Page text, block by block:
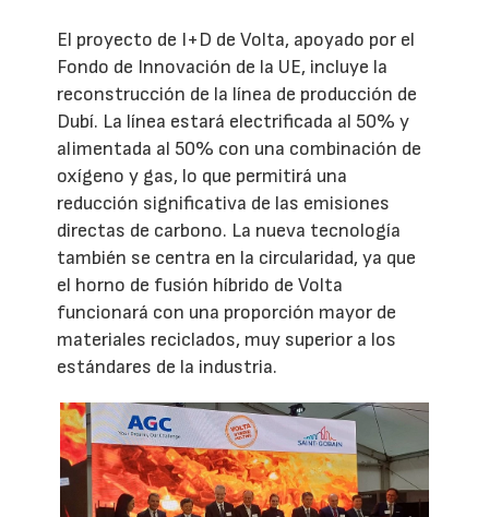
El proyecto de I+D de Volta, apoyado por el
Fondo de Innovación de la UE, incluye la
reconstrucción de la línea de producción de
Dubí. La línea estará electrificada al 50% y
alimentada al 50% con una combinación de
oxígeno y gas, lo que permitirá una
reducción significativa de las emisiones
directas de carbono. La nueva tecnología
también se centra en la circularidad, ya que
el horno de fusión híbrido de Volta
funcionará con una proporción mayor de
materiales reciclados, muy superior a los
estándares de la industria.